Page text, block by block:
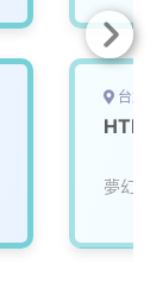
台北
夢幻互